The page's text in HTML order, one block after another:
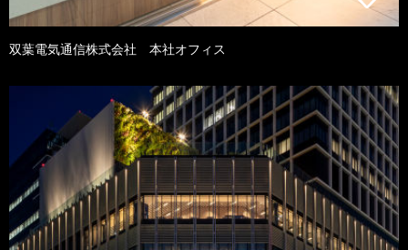
双葉電気通信株式会社 本社オフィス